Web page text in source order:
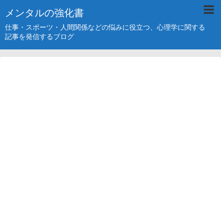
メンタルの強化書
仕事・スポーツ・人間関係などの悩みに役立つ、心理学に関する
記事を発信するブログ